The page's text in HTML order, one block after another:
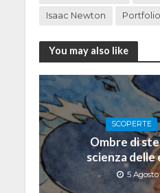
Isaac Newton Portfolio
You may also like
SCOPERTE
Ombre di
scienza delle
5